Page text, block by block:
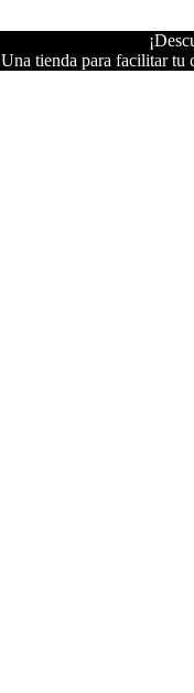
Una tienda para facilitar tu